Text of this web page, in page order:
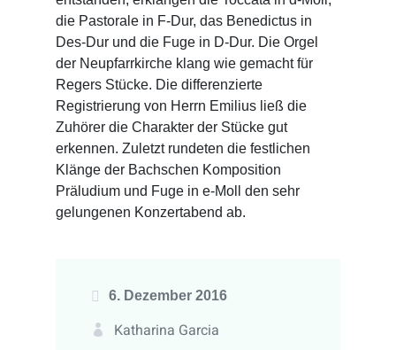
die Pastorale in F-Dur, das Benedictus in
Des-Dur und die Fuge in D-Dur. Die Orgel
der Neupfarrkirche klang wie gemacht für
Regers Stücke. Die differenzierte
Registrierung von Herrn Emilius ließ die
Zuhörer die Charakter der Stücke gut
erkennen. Zuletzt rundeten die festlichen
Klänge der Bachschen Komposition
Präludium und Fuge in e-Moll den sehr
gelungenen Konzertabend ab.
6. Dezember 2016
Katharina Garcia